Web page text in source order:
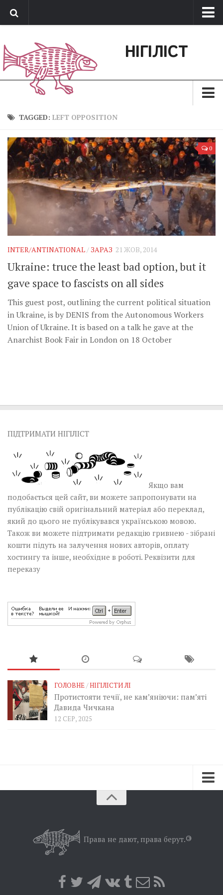
Обратная связь
Поддержать сайт
НІГІЛІСТ
Зараз
Позиція
Дії
Belles lettres
Агітатор
Музика революції
Inter/antinational
TAGGED: LEFT OPPOSITION
0
INTER/ANTINATIONAL/ ЗАРАЗ 21 ЖОВ, 2014
Ukraine: truce the least bad option, but it
gave space to fascists on all sides
This guest post, outlining the current political situation
in Ukraine, is by DENIS from the Autonomous Workers
Union of Ukraine. It is based on a talk he gave at the
Anarchist Book Fair in London on 18 October
ПІДТРИМАТИ НІГІЛІСТ
Якщо вам
подобається цей сайт, ви можете запропонувати на
публікацію свій оригінальний матеріал або переклад,
який до цього не публікувався українською мовою.
Також ви можете підтримати редакцію гривнею - зібрані
кошти підуть на залучення нових авторів, оплату
хостингу та інше, необхідне в роботі. Реквізити для
переказу
ГОЛОВНЕ/НІГІЛІСТИ ЛІ
Протистояти течії, не кам’яніючи: пам’яті
Давида Чичкана
12 СЕР, 2025
Позиція
Права не дают, права берут.©